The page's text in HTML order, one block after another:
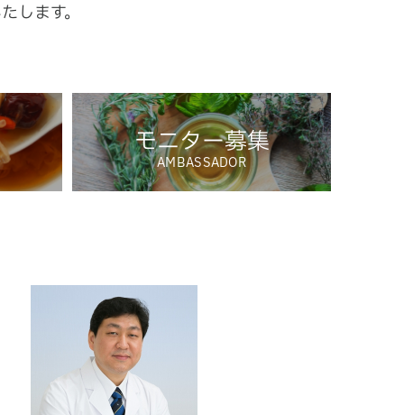
します。
モニター募集
AMBASSADOR